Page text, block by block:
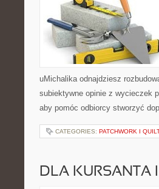
uMichalika odnajdziesz
subiektywne opinie z wycieczek
aby pomóc odbiorcy stworzyć
CATEGORIES: PATCHWORK I
DLA KURSANTA